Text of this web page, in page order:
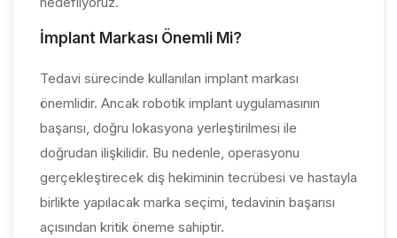
İmplant Markası Önemli Mi?
Tedavi sürecinde kullanılan implant markası
önemlidir. Ancak robotik implant uygulamasının
başarısı, doğru lokasyona yerleştirilmesi ile
doğrudan ilişkilidir. Bu nedenle, operasyonu
gerçekleştirecek diş hekiminin tecrübesi ve hastayla
birlikte yapılacak marka seçimi, tedavinin başarısı
açısından kritik öneme sahiptir.